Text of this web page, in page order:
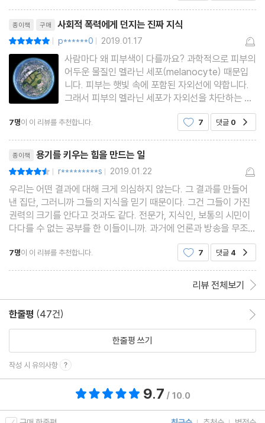
저자 김승섭
종이책 구매 사회적 폭력에게 던지는 진짜 지식
| p******0 | 2019.01.17
사람마다 왜 피부색이 다를까요? 과학적으로 피부의
어두운 물질인 멜라닌 세포(melanocyte) 때문입
니다. 피부는 햇빛 속에 포함된 자외선에 약합니다.
그래서 피부의 멜라닌 세포가 자외선을 차단하는 일
종의 보호막을 하게 됩니다. 결과적으로 자외선의 양
이 많을수록 피부색은 검을 수밖에 없습니다. 반대로
제는 피부색에 따라 백
7명이 이 리뷰를 추천합니다. 7 댓글 0
종이책 용기를 키우는 힘을 만드는 일
| r*********s | 2019.01.22
우리는 어떤 결과에 대해 크게 의심하지 않는다. 그 결과를 만들어
낸 집단, 그러니까 그들의 지식을 믿기 때문이다. 그건 그들이 가진
권력의 크기를 안다고 것과도 같다. 전문가, 지식인, 보통의 시민이
다다를 수 없는 공부를 한 이들이니까. 과거에 언론과 방송을 무조건
신뢰한 이유다. 그러니 정부에 대한 무한 신뢰는 당연했을지도 모른
다. 하지만 이제는 한 번쯤 보편적 의심을
7명이 이 리뷰를 추천합니다. 7 댓글 4
리뷰 전체보기
한줄평 (47건)
한줄평 쓰기
작성 시 유의사항
9.7 / 10.0